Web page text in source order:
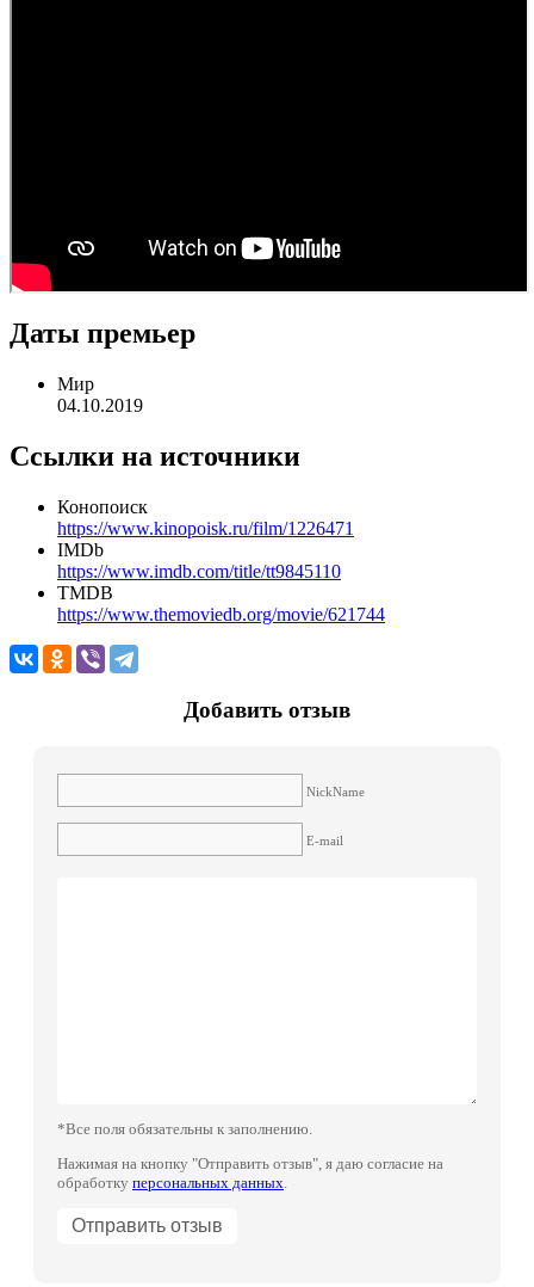
Даты премьер
Мир
04.10.2019
Ссылки на источники
Конопоиск
https://www.kinopoisk.ru/film/1226471
IMDb
https://www.imdb.com/title/tt9845110
TMDB
https://www.themoviedb.org/movie/621744
Добавить отзыв
NickName
E-mail
*Все поля обязательны к заполнению.
Нажимая на кнопку "Отправить отзыв", я даю согласие на
обработку персональных данных